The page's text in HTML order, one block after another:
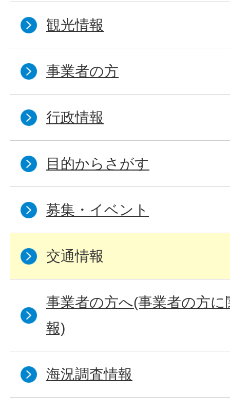
観光情報
事業者の方
行政情報
目的からさがす
募集・イベント
交通情報
事業者の方へ(事業者の方
報)
海況調査情報